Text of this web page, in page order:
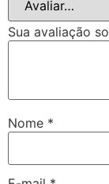
Sua avaliação
Nome *